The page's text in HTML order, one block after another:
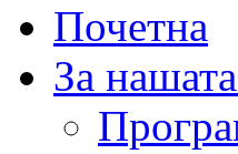
Почетна
За